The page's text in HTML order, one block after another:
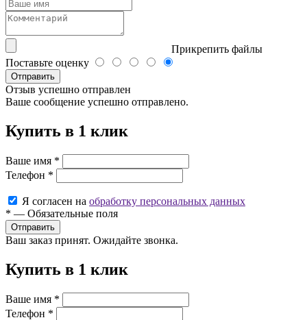
Прикрепить файлы
Поставьте оценку
Отправить
Отзыв успешно отправлен
Ваше сообщение успешно отправлено.
Купить в 1 клик
Ваше имя *
Телефон *
Я согласен на обработку персональных данных
* — Обязательные поля
Ваш заказ принят. Ожидайте звонка.
Купить в 1 клик
Ваше имя *
Телефон *